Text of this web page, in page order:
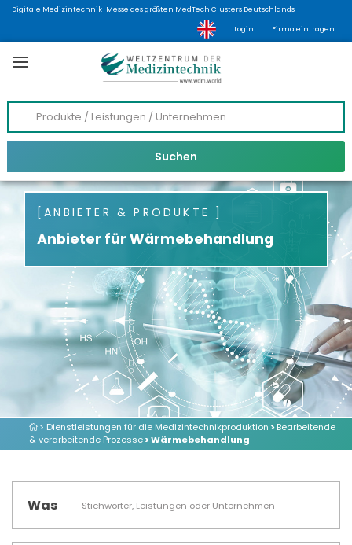
Digitale Medizintechnik-Messe des größten MedTech Clusters Deutschlands
Login Firma eintragen
ANBIETER & PRODUKTE
Anbieter für Wärmebehandlung
> Dienstleistungen für die Medizintechnikproduktion >Bearbeitende
& verarbeitende Prozesse> Wärmebehandlung
Was